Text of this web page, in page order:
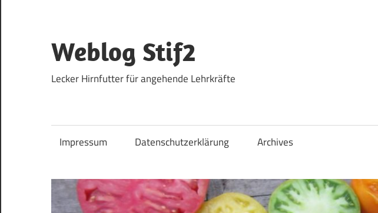
springen
Weblog Stif2
Lecker Hirnfutter für angehende Lehrkräfte
Impressum Datenschutzerklärung Archives